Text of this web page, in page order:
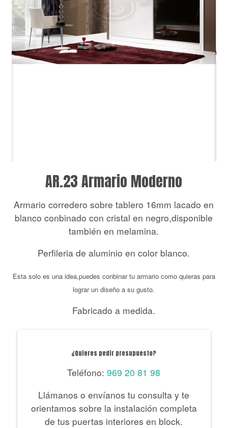
AR.23 Armario Moderno
Armario corredero sobre tablero 16mm lacado en
blanco conbinado con cristal en negro,disponible
también en melamina.
Perfileria de aluminio en color blanco.
Esta solo es una idea,puedes conbinar tu armario como quieras para
lograr un diseño a su gusto.
Fabricado a medida.
¿Quieres pedir presupuesto?
Teléfono:969 20 81 98
Llámanos o envíanos tu consulta y te
orientamos sobre la instalación completa
de tus puertas interiores en block.